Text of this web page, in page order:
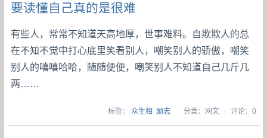
要读懂自己真的是很难
有些人，常常不知道天高地厚，世事难料。自欺欺人的总
在不知不觉中打心底里笑看别人，嘲笑别人的骄傲，嘲笑
别人的嘻嘻哈哈，随随便便，嘲笑别人不知道自己几斤几
两……
标签： 众生相 励志 | 分类：网文| 评论：0